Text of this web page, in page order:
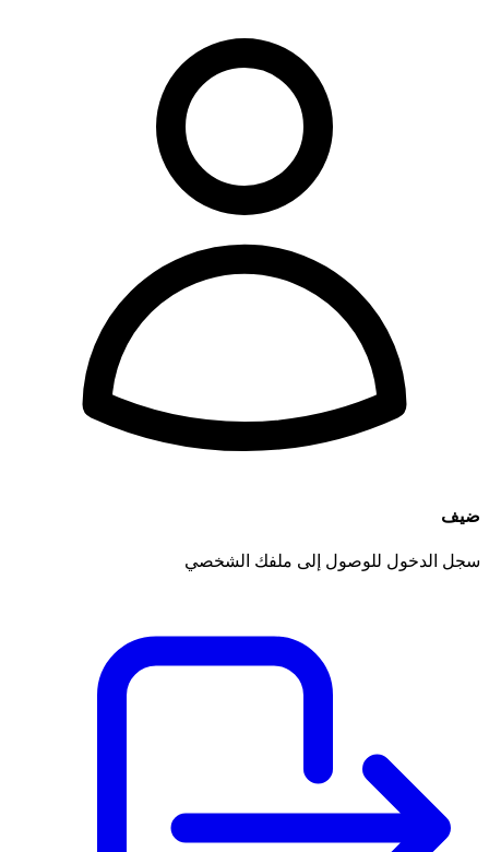
ضيف
سجل الدخول للوصول إلى ملفك الشخصي